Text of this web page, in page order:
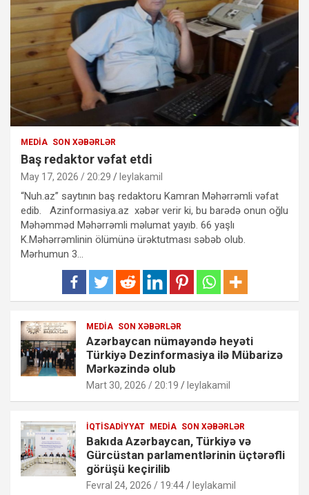
MEDIA SON XƏBƏRLƏR
Baş redaktor vəfat etdi
May 17, 2026 / 20:29 leylakamil
“Nuh.az” saytının baş redaktoru Kamran Məhərrəmli vəfat
edib. Azinformasiya.az xəbər verir ki, bu barədə onun oğlu
Məhəmməd Məhərrəmli məlumat yayıb. 66 yaşlı
K.Məhərrəmlinin ölümünə ürəktutması səbəb olub.
Mərhumun 3…
MEDIA SON XƏBƏRLƏR
Azərbaycan nümayəndə heyəti
Türkiyə Dezinformasiya ilə Mübarizə
Mərkəzində olub
Mart 30, 2026 / 20:19 leylakamil
İQTISADIYYAT MEDIA SON XƏBƏRLƏR
Bakıda Azərbaycan, Türkiyə və
Gürcüstan parlamentlərinin üçtərəfli
görüşü keçirilib
Fevral 24, 2026 / 19:44 leylakamil